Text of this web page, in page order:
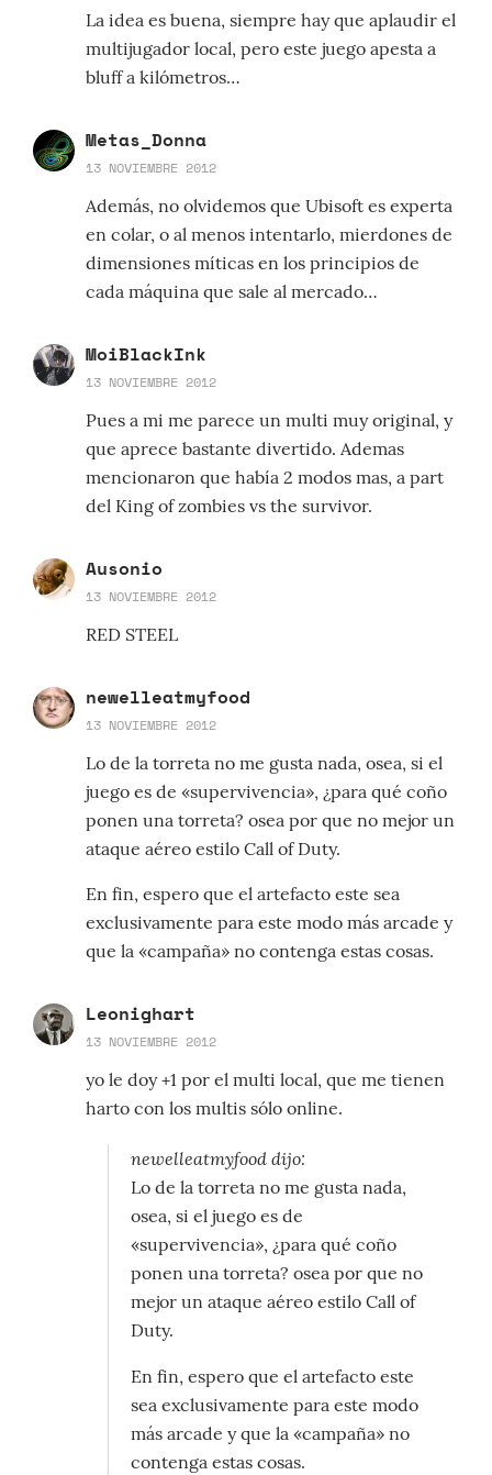
La idea es buena, siempre hay que aplaudir el
multijugador local, pero este juego apesta a
bluff a kilómetros…
Metas_Donna
13 NOVIEMBRE 2012
Además, no olvidemos que Ubisoft es experta
en colar, o al menos intentarlo, mierdones de
dimensiones míticas en los principios de
cada máquina que sale al mercado…
MoiBlackInk
13 NOVIEMBRE 2012
Pues a mi me parece un multi muy original, y
que aprece bastante divertido. Ademas
mencionaron que había 2 modos mas, a part
del King of zombies vs the survivor.
Ausonio
13 NOVIEMBRE 2012
RED STEEL
newelleatmyfood
13 NOVIEMBRE 2012
Lo de la torreta no me gusta nada, osea, si el
juego es de «supervivencia», ¿para qué coño
ponen una torreta? osea por que no mejor un
ataque aéreo estilo Call of Duty.
En fin, espero que el artefacto este sea
exclusivamente para este modo más arcade y
que la «campaña» no contenga estas cosas.
Leonighart
13 NOVIEMBRE 2012
yo le doy +1 por el multi local, que me tienen
harto con los multis sólo online.
newelleatmyfood dijo:
Lo de la torreta no me gusta nada,
osea, si el juego es de
«supervivencia», ¿para qué coño
ponen una torreta? osea por que no
mejor un ataque aéreo estilo Call of
Duty.
En fin, espero que el artefacto este
sea exclusivamente para este modo
más arcade y que la «campaña» no
contenga estas cosas.